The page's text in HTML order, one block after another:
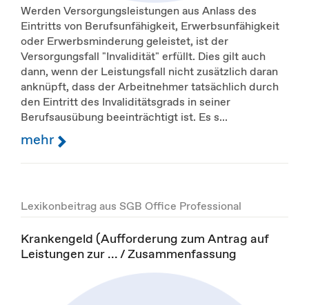
Werden Versorgungsleistungen aus Anlass des
Eintritts von Berufsunfähigkeit, Erwerbsunfähigkeit
oder Erwerbsminderung geleistet, ist der
Versorgungsfall "Invalidität" erfüllt. Dies gilt auch
dann, wenn der Leistungsfall nicht zusätzlich daran
anknüpft, dass der Arbeitnehmer tatsächlich durch
den Eintritt des Invaliditätsgrads in seiner
Berufsausübung beeinträchtigt ist. Es s...
mehr
Lexikonbeitrag aus SGB Office Professional
Krankengeld (Aufforderung zum Antrag auf
Leistungen zur ... / Zusammenfassung